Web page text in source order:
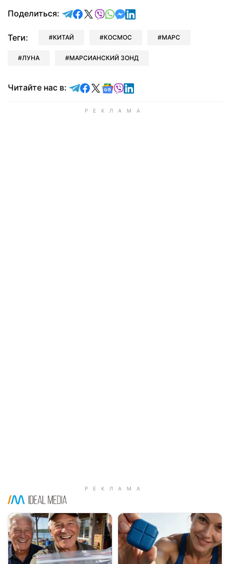
Поделиться: отправить в Telegram
поделиться в Facebook
поделиться в X
отправить в Viber
отправить в Whatsapp
отправить в Messenger
отправить в LinkedIn
Теги: КИТАЙ КОСМОС МАРС
ЛУНА МАРСИАНСКИЙ ЗОНД
Читайте нас в: Читайте в Telegram
Читайте в Facebook
Читайте в X
Читайте в Google news
Читайте в Viber
Читайте в LinkedIn